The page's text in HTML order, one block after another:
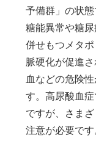
予備群」の状
糖能異常や糖
併せもつメタ
脈硬化が促進
血などの危険
す。高尿酸血
ですが、さま
注意が必要です